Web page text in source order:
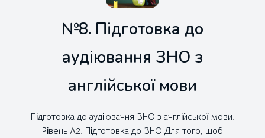
№8. Підготовка до
аудіювання ЗНО з
англійської мови
Підготовка до аудіювання ЗНО з англійської мови.
Рівень А2. Підготовка до ЗНО Для того, щоб